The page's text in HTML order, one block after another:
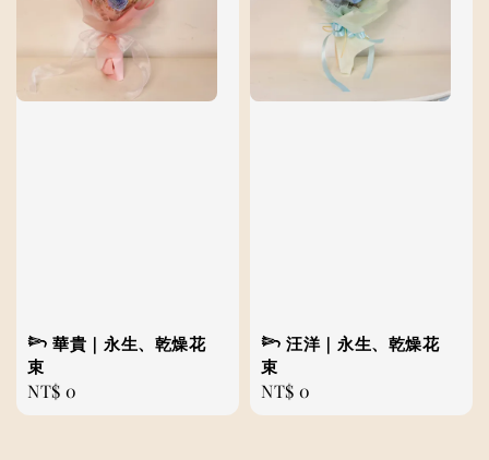
𓆸 華貴｜永生、乾燥花
束
Regular
price
NT$ 0
𓆸 汪洋｜永生、乾燥花
束
Regular
price
NT$ 0